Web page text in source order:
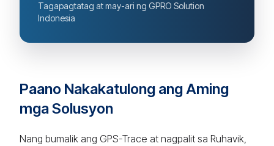
Tagapagtatag at may-ari ng GPRO Solution
Indonesia
Paano Nakakatulong ang Aming
mga Solusyon
Nang bumalik ang GPS-Trace at nagpalit sa Ruhavik,